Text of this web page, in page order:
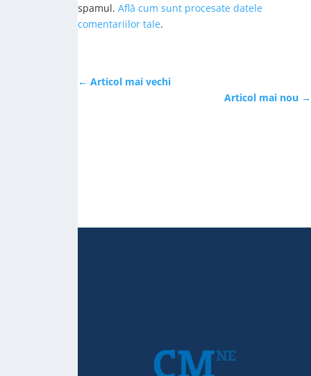
spamul. Află cum sunt procesate datele
comentariilor tale.
← Articol mai vechi
Articol mai nou →